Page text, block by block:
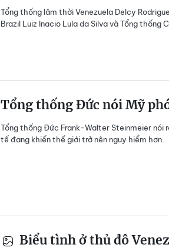
Tổng thống lâm thời Venezuela Delcy
Brazil Luiz Inacio Lula da Silva và Tổng thống
Tổng thống Đức nói Mỹ
Tổng thống Đức Frank-Walter Steinmeier nói
tế đang khiến thế giới trở nên nguy hiểm hơn.
Biểu tình ở thủ đô